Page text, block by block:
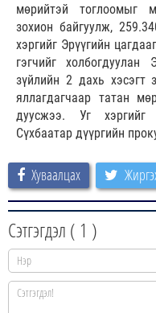
мөрийтэй тоглоомыг
зохион байгуулж,
хэргийг Эрүүгийн
гэгчийг холбогдуулан
зүйлийн 2 дахь хэсэгт
яллагдагчаар татан
дуусжээ. Уг хэргийг
Сүхбаатар дүүргийн
Хуваалцах
Сэтгэгдэл ( 1 )